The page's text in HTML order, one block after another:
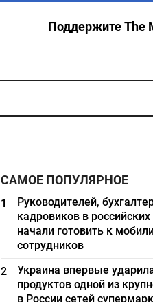
Поддержите The
САМОЕ ПОПУЛЯРНОЕ
1
Руководителей,
кадровиков в
начали готовить к
сотрудников
2
Украина впервые
продуктов одной из
в России сетей